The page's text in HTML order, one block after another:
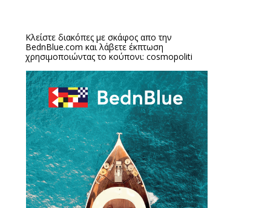
Κλείστε διακόπες με σκάφος απο την
BednBlue.com και λάβετε έκπτωση
χρησιμοποιώντας το κούπονι: cosmopoliti